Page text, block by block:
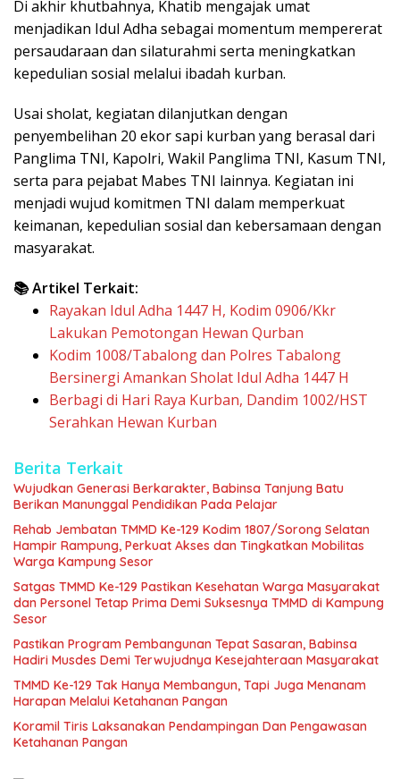
Di akhir khutbahnya, Khatib mengajak umat
menjadikan Idul Adha sebagai momentum mempererat
persaudaraan dan silaturahmi serta meningkatkan
kepedulian sosial melalui ibadah kurban.
Usai sholat, kegiatan dilanjutkan dengan
penyembelihan 20 ekor sapi kurban yang berasal dari
Panglima TNI, Kapolri, Wakil Panglima TNI, Kasum TNI,
serta para pejabat Mabes TNI lainnya. Kegiatan ini
menjadi wujud komitmen TNI dalam memperkuat
keimanan, kepedulian sosial dan kebersamaan dengan
masyarakat.
📚 Artikel Terkait:
Rayakan Idul Adha 1447 H, Kodim 0906/Kkr
Lakukan Pemotongan Hewan Qurban
Kodim 1008/Tabalong dan Polres Tabalong
Bersinergi Amankan Sholat Idul Adha 1447 H
Berbagi di Hari Raya Kurban, Dandim 1002/HST
Serahkan Hewan Kurban
Berita Terkait
Wujudkan Generasi Berkarakter, Babinsa Tanjung Batu
Berikan Manunggal Pendidikan Pada Pelajar
Rehab Jembatan TMMD Ke-129 Kodim 1807/Sorong Selatan
Hampir Rampung, Perkuat Akses dan Tingkatkan Mobilitas
Warga Kampung Sesor
Satgas TMMD Ke-129 Pastikan Kesehatan Warga Masyarakat
dan Personel Tetap Prima Demi Suksesnya TMMD di Kampung
Sesor
Pastikan Program Pembangunan Tepat Sasaran, Babinsa
Hadiri Musdes Demi Terwujudnya Kesejahteraan Masyarakat
TMMD Ke-129 Tak Hanya Membangun, Tapi Juga Menanam
Harapan Melalui Ketahanan Pangan
Koramil Tiris Laksanakan Pendampingan Dan Pengawasan
Ketahanan Pangan